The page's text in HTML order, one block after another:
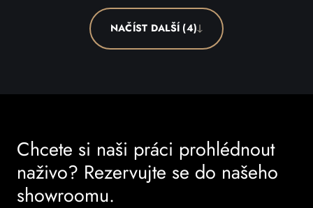
NAČÍST DALŠÍ (4)
Chcete si naši práci prohlédnout
naživo? Rezervujte se do našeho
showroomu.